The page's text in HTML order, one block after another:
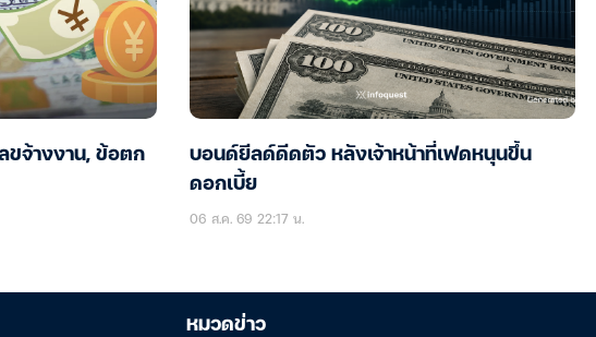
ขจ้างงาน, ข้อตก
บอนด์ยีลด์ดีดตัว หลังเจ้าหน้าที่เฟดหนุนขึ้น
ดอกเบี้ย
06 ส.ค. 69 22:17 น.
หมวดข่าว